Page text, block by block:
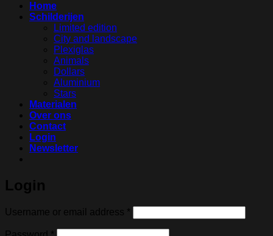
Home
Schilderijen
Limited edition
City and landscape
Plexiglas
Animals
Dollars
Aluminium
Stars
Materialen
Over ons
Contact
Login
Newsletter
Login
Username or email address *